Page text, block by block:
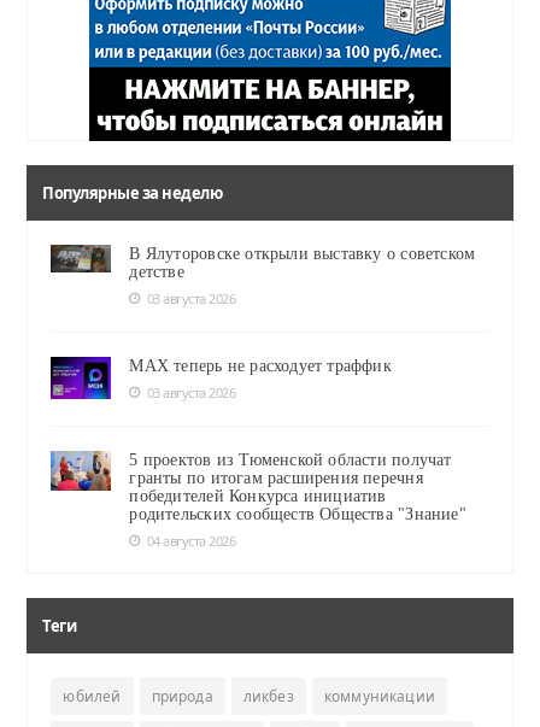
Популярные за неделю
В Ялуторовске открыли выставку о советском
детстве
03 августа 2026
MAX теперь не расходует траффик
03 августа 2026
5 проектов из Тюменской области получат
гранты по итогам расширения перечня
победителей Конкурса инициатив
родительских сообществ Общества "Знание"
04 августа 2026
Теги
юбилей природа ликбез коммуникации